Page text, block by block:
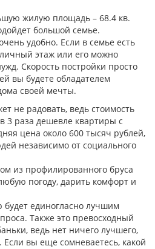
жилую площадь – 68.4 кв.
большой семье.
удобно. Если в семье есть
этаж или его можно
Скорость постройки просто
вы будете обладателем
своей мечты.
не радовать, ведь стоимость
3 раза дешевле квартиры с
цена около 600 тысяч рублей,
независимо от социального
из профилированного бруса
погоду, дарить комфорт и
единогласно лучшим
Также это превосходный
ведь нет ничего лучшего,
вы еще сомневаетесь, какой